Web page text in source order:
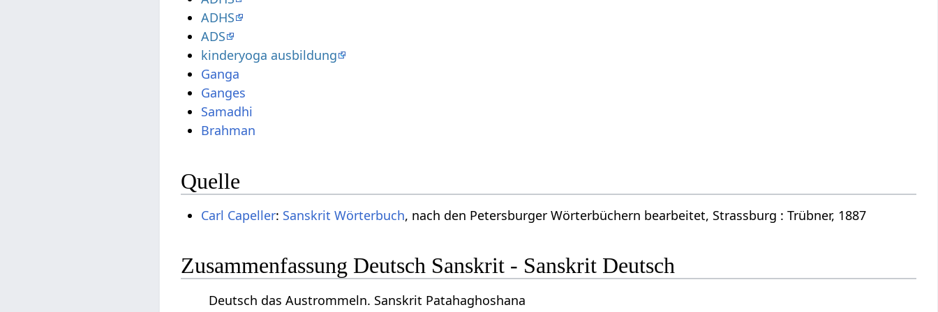
ADHS
ADS
kinderyoga ausbildung
Ganga
Ganges
Samadhi
Brahman
Quelle
Carl Capeller: Sanskrit Wörterbuch, nach den Petersburger Wörterbüchern bearbeitet, Strassburg : Trübner, 1887
Zusammenfassung Deutsch Sanskrit - Sanskrit Deutsch
Deutsch das Austrommeln. Sanskrit Patahaghoshana